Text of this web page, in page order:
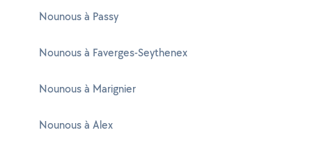
Nounous à Passy
Nounous à Faverges-Seythenex
Nounous à Marignier
Nounous à Alex